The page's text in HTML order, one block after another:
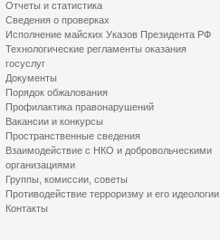
Отчеты и статистика
Сведения о проверках
Исполнение майских Указов Президента РФ
Технологические регламенты оказания
госуслуг
Документы
Порядок обжалования
Профилактика правонарушений
Вакансии и конкурсы
Пространственные сведения
Взаимодействие с НКО и добровольческими
организациями
Группы, комиссии, советы
Противодействие терроризму и его идеологии
Контакты